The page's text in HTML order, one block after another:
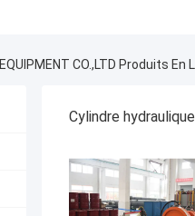
CO.,LTD Produits En
Cylindre hydraulique